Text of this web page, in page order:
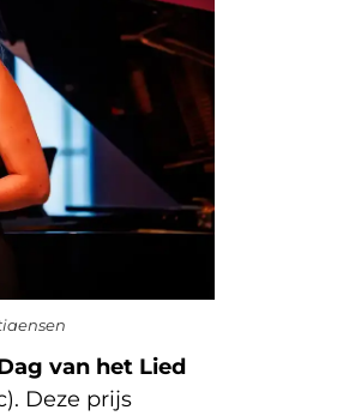
van het Lied
Deze prijs